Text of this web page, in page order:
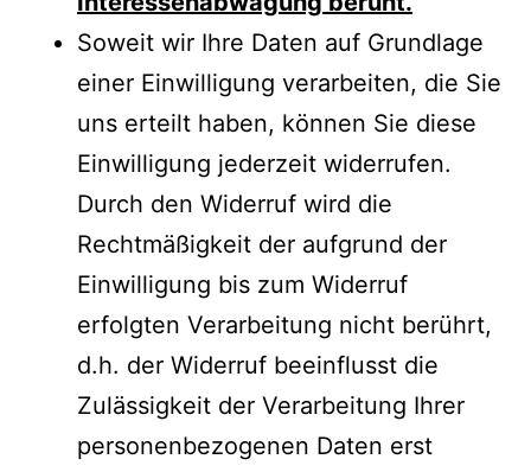
Soweit wir Ihre Daten auf Grundlage
einer Einwilligung verarbeiten, die Sie
uns erteilt haben, können Sie diese
Einwilligung jederzeit widerrufen.
Durch den Widerruf wird die
Rechtmäßigkeit der aufgrund der
Einwilligung bis zum Widerruf
erfolgten Verarbeitung nicht berührt,
d.h. der Widerruf beeinflusst die
Zulässigkeit der Verarbeitung Ihrer
personenbezogenen Daten erst